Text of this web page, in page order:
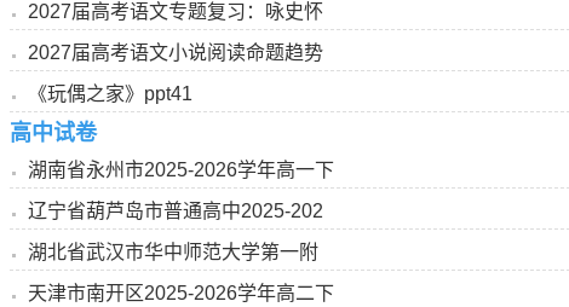
2027届高考语文专题复习：咏史怀
2027届高考语文小说阅读命题趋势
《玩偶之家》ppt41
高中试卷
湖南省永州市2025-2026学年高一下
辽宁省葫芦岛市普通高中2025-202
湖北省武汉市华中师范大学第一附
天津市南开区2025-2026学年高二下